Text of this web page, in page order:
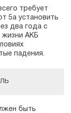
требует
5а установить
два года с
жизни АКБ
падения.
быть